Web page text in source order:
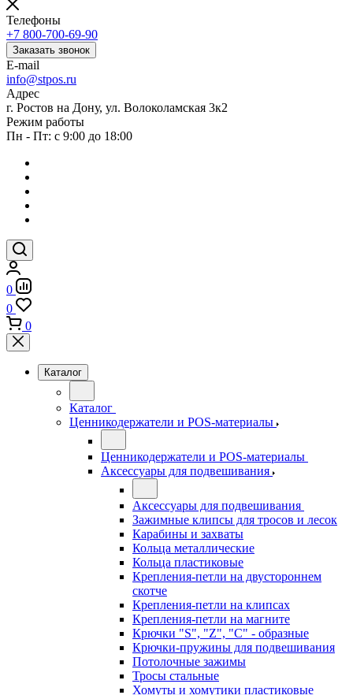
Телефоны
+7 800-700-69-90
Заказать звонок
E-mail
info@stpos.ru
Адрес
г. Ростов на Дону, ул. Волоколамская 3к2
Режим работы
Пн - Пт: с 9:00 до 18:00
0
0
0
Каталог
Каталог
Ценникодержатели и POS-материалы
Ценникодержатели и POS-материалы
Аксессуары для подвешивания
Аксессуары для подвешивания
Зажимные клипсы для тросов и лесок
Карабины и захваты
Кольца металлические
Кольца пластиковые
Крепления-петли на двустороннем
скотче
Крепления-петли на клипсах
Крепления-петли на магните
Крючки "S", "Z", "C" - образные
Крючки-пружины для подвешивания
Потолочные зажимы
Тросы стальные
Хомуты и хомутики пластиковые